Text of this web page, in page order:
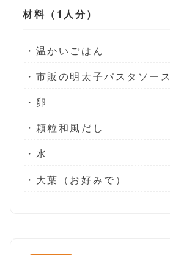
材料（1人分）
・温かいごはん
・市販の明太子パスタソース
・卵
・顆粒和風だし
・水
・大葉（お好みで）